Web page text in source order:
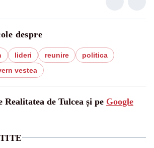
despre
lideri reunire
politica
vestea
de Tulcea și pe Google